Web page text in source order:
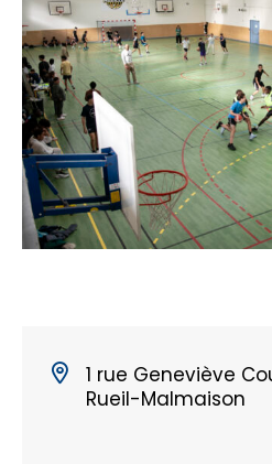
1 rue Geneviève
Rueil-Malmaison